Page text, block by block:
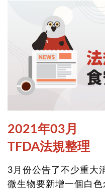
2021年03月
TFDA法規整理
3月份公告了不少重大
微生物要新增一個白